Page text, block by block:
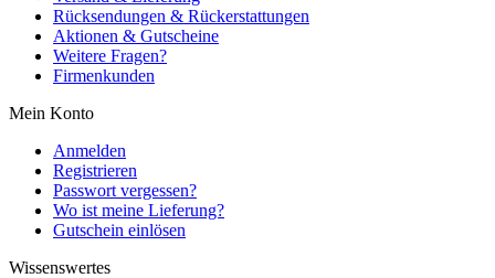
Rücksendungen & Rückerstattungen
Aktionen & Gutscheine
Weitere Fragen?
Firmenkunden
Mein Konto
Anmelden
Registrieren
Passwort vergessen?
Wo ist meine Lieferung?
Gutschein einlösen
Wissenswertes